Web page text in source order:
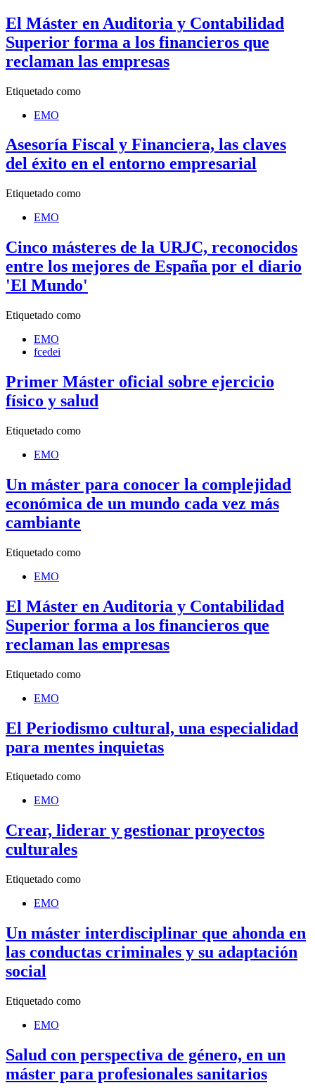
El Máster en Auditoria y Contabilidad
Superior forma a los financieros que
reclaman las empresas
Etiquetado como
EMO
Asesoría Fiscal y Financiera, las claves
del éxito en el entorno empresarial
Etiquetado como
EMO
Cinco másteres de la URJC, reconocidos
entre los mejores de España por el diario
'El Mundo'
Etiquetado como
EMO
fcedei
Primer Máster oficial sobre ejercicio
físico y salud
Etiquetado como
EMO
Un máster para conocer la complejidad
económica de un mundo cada vez más
cambiante
Etiquetado como
EMO
El Máster en Auditoria y Contabilidad
Superior forma a los financieros que
reclaman las empresas
Etiquetado como
EMO
El Periodismo cultural, una especialidad
para mentes inquietas
Etiquetado como
EMO
Crear, liderar y gestionar proyectos
culturales
Etiquetado como
EMO
Un máster interdisciplinar que ahonda en
las conductas criminales y su adaptación
social
Etiquetado como
EMO
Salud con perspectiva de género, en un
máster para profesionales sanitarios